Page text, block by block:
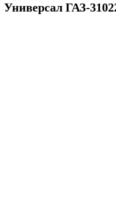
Универсал ГАЗ-